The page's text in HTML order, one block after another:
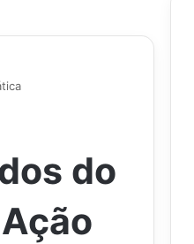
do